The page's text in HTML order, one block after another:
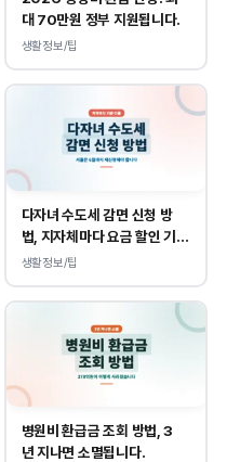
대 70만원 정부 지원됩니다.
생활정보/팁
다자녀 수도세 감면 신청 방
법, 지자체마다 요금 할인 기준
이 다릅니다.
생활정보/팁
병원비 환급금 조회 방법, 3
년 지나면 소멸됩니다.